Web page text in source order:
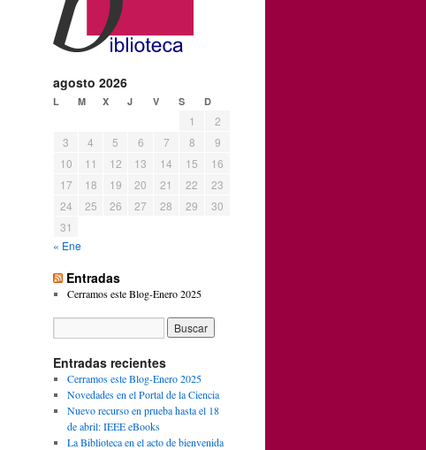
agosto 2026
L M X J V S D
1
2
3
4 5 6 7 8
9
10
11 12 13 14 15
16
17
18 19 20 21 22
23
24
25 26 27 28 29
30
31
« Ene
Entradas
Cerramos este Blog-Enero 2025
Entradas recientes
Cerramos este Blog-Enero 2025
Novedades en el Portal de la Ciencia
Nuevo recurso en prueba hasta el 18
de abril: IEEE eBooks
La Biblioteca en el acto de bienvenida